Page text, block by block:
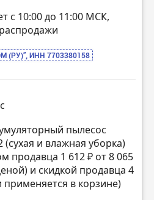
с 10:00 до 11:00 МСК,
(РУ)”, ИНН 7703380158
пылесос
(сухая и влажная уборка)
продавца 1 612 ₽ от 8 065
и скидкой продавца 4
применяется в корзине)